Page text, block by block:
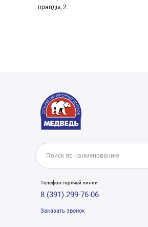
правды, 2.
Телефон горячей линии
8 (391) 299-76-06
Заказать звонок